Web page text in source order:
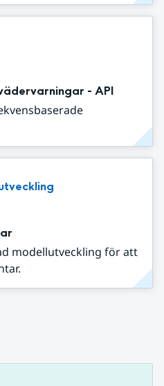
- API
modellutveckling för att